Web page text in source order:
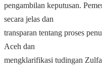
pengambilan keputusan.
secara jelas dan
transparan tentang proses
Aceh dan
mengklarifikasi tudingan